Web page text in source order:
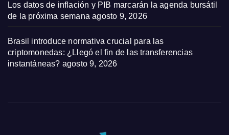
Los datos de inflación y PIB marcarán la agenda bursátil
de la próxima semana agosto 9, 2026
Brasil introduce normativa crucial para las
criptomonedas: ¿Llegó el fin de las transferencias
instantáneas? agosto 9, 2026